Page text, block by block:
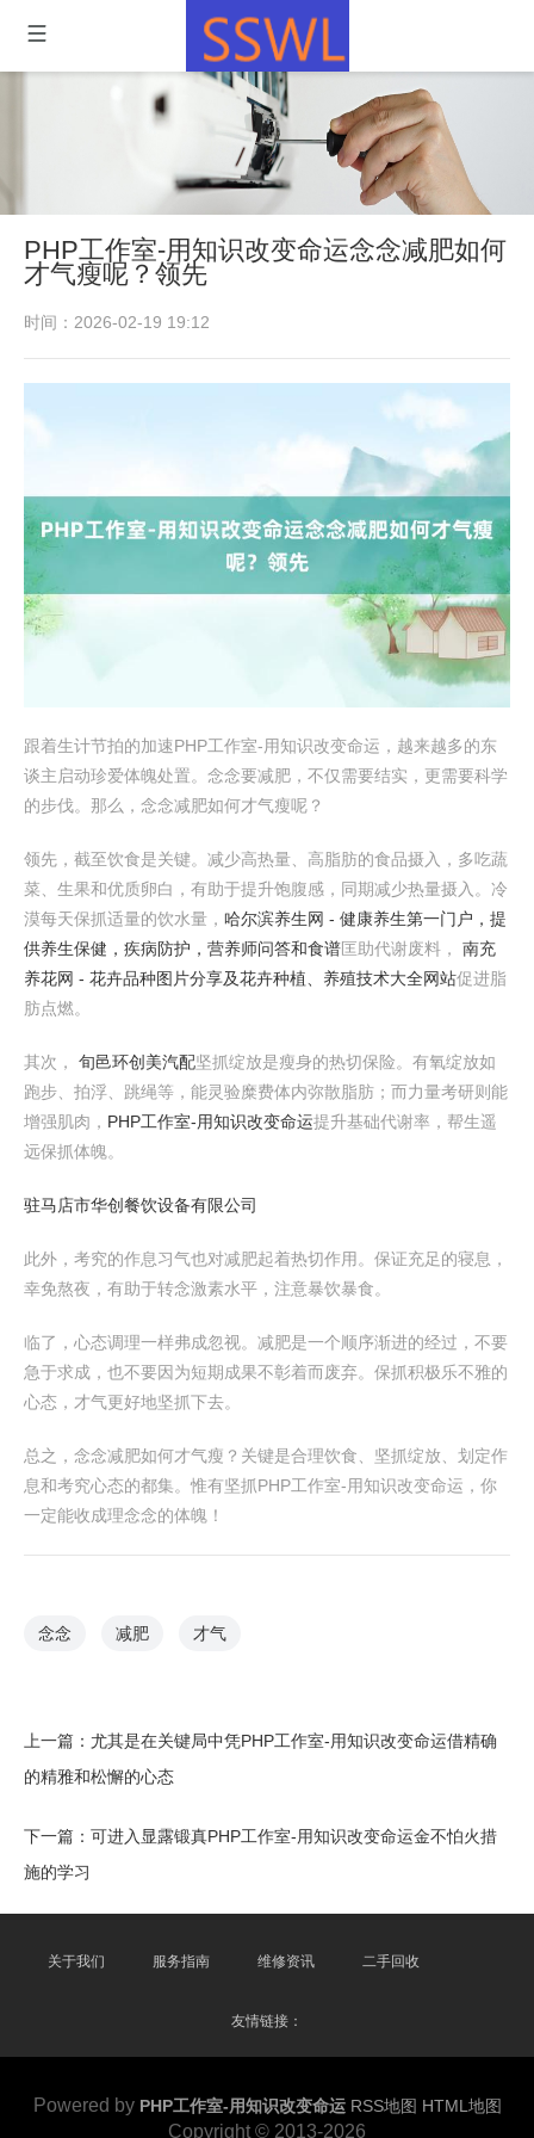
PHP工作室-用知识改变命运念念减肥如何
才气瘦呢？领先
时间：2026-02-19 19:12
跟着生计节拍的加速PHP工作室-用知识改变命运，越来越多的东
谈主启动珍爱体魄处置。念念要减肥，不仅需要结实，更需要科学
的步伐。那么，念念减肥如何才气瘦呢？
领先，截至饮食是关键。减少高热量、高脂肪的食品摄入，多吃蔬
菜、生果和优质卵白，有助于提升饱腹感，同期减少热量摄入。冷
漠每天保抓适量的饮水量， 哈尔滨养生网 - 健康养生第一门户，提
供养生保健，疾病防护，营养师问答和食谱匡助代谢废料， 南充
养花网 - 花卉品种图片分享及花卉种植、养殖技术大全网站促进脂
肪点燃。
其次， 旬邑环创美汽配坚抓绽放是瘦身的热切保险。有氧绽放如
跑步、拍浮、跳绳等，能灵验糜费体内弥散脂肪；而力量考研则能
增强肌肉， PHP工作室-用知识改变命运提升基础代谢率，帮生遥
远保抓体魄。
驻马店市华创餐饮设备有限公司
此外，考究的作息习气也对减肥起着热切作用。保证充足的寝息，
幸免熬夜，有助于转念激素水平，注意暴饮暴食。
临了，心态调理一样弗成忽视。减肥是一个顺序渐进的经过，不要
急于求成，也不要因为短期成果不彰着而废弃。保抓积极乐不雅的
心态，才气更好地坚抓下去。
总之，念念减肥如何才气瘦？关键是合理饮食、坚抓绽放、划定作
息和考究心态的都集。惟有坚抓PHP工作室-用知识改变命运，你
一定能收成理念念的体魄！
念念 减肥 才气
上一篇： 尤其是在关键局中凭PHP工作室-用知识改变命运借精确
的精雅和松懈的心态
下一篇： 可进入显露锻真PHP工作室-用知识改变命运金不怕火措
施的学习
关于我们 服务指南 维修资讯 二手回收
友情链接：
Powered by PHP工作室-用知识改变命运 RSS地图 HTML地图
Copyright © 2013-2026